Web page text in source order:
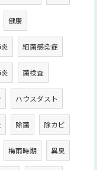
健康
細菌感染症
菌検査
ハウスダスト
除菌 除カビ
梅雨時期 異臭